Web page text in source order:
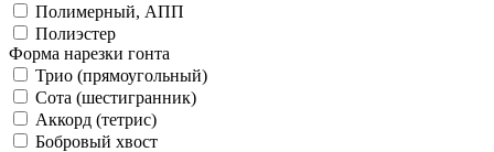
Полимерный, АПП
Полиэстер
Форма нарезки гонта
Трио (прямоугольный)
Сота (шестигранник)
Аккорд (тетрис)
Бобровый хвост